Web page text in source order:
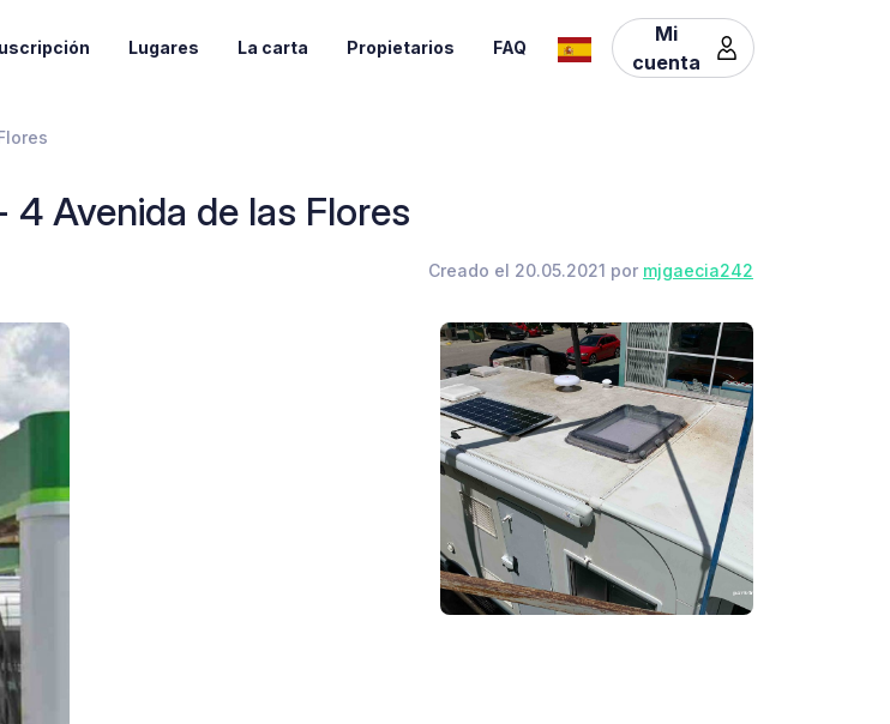
Lugares La carta Propietarios FAQ
Mi
cuenta
Avenida de las Flores
Creado el 20.05.2021 por mjgaecia242